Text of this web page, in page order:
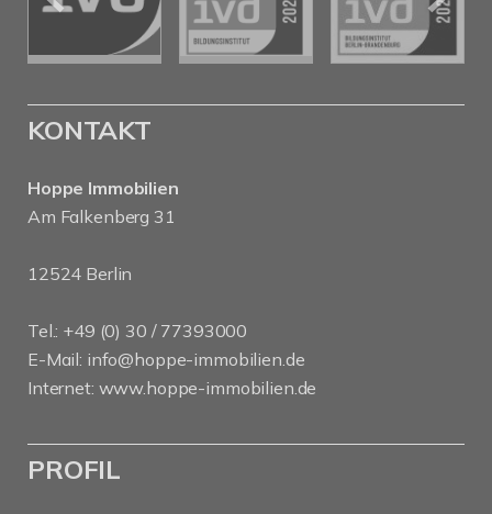
KONTAKT
Hoppe Immobilien
Am Falkenberg 31
12524 Berlin
Tel.: +49 (0) 30 / 77393000
E-Mail: info@hoppe-immobilien.de
Internet: www.hoppe-immobilien.de
PROFIL